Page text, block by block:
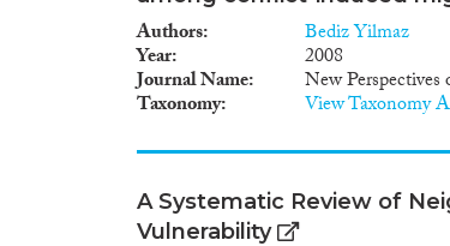
Authors Bediz Yilmaz
Year 2008
Journal Name New Perspectives
Taxonomy View Taxonomy
A Systematic Review of
Vulnerability